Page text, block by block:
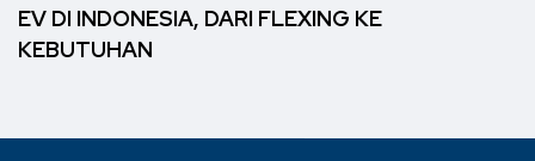
EV DI INDONESIA, DARI FLEXING KE
KEBUTUHAN